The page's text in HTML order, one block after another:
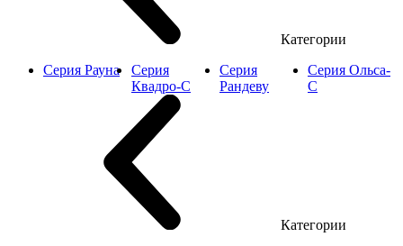
Категории
Серия Рауна
Серия
Квадро-С
Серия
Рандеву
Серия Ольса-
С
Категории